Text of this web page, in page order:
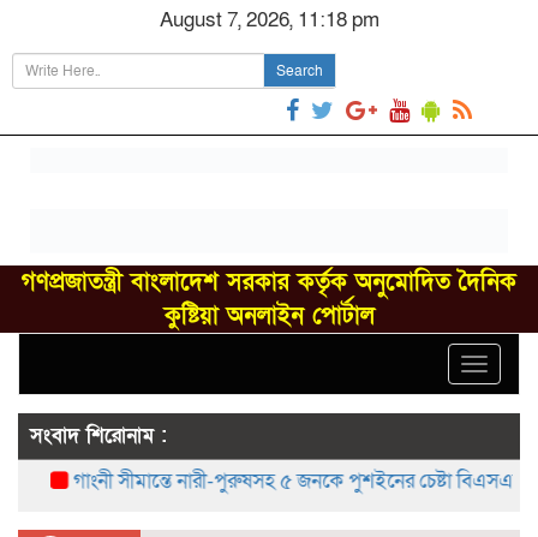
August 7, 2026, 11:18 pm
Search
গণপ্রজাতন্ত্রী বাংলাদেশ সরকার কর্তৃক অনুমোদিত দৈনিক
কুষ্টিয়া অনলাইন পোর্টাল
Toggle
সংবাদ শিরোনাম :
গাংনী সীমান্তে নারী-পুরুষসহ ৫ জনকে পুশইনের চেষ্টা বিএসএফের,